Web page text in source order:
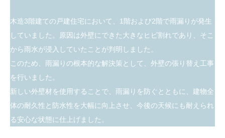
木造3階建ての戸建住宅において、1階および2階で雨漏りが発生
していました。原因は外壁にできた大きなヒビ割れであり、そこ
から雨水が浸入していたことが判明しました。
このため、雨漏りの根本的な解決策として、外壁の張り替え工事
を行いました。
新しい外壁材を使用することで、雨漏りを防ぐとともに、建物全
体の耐久性と防水性を大幅に向上させ、今後の天候にも耐えられ
る安心な状態に仕上げました。